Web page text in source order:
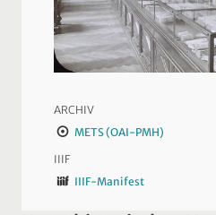
ARCHIV
METS (OAI-PMH)
IIIF
IIIF-Manifest